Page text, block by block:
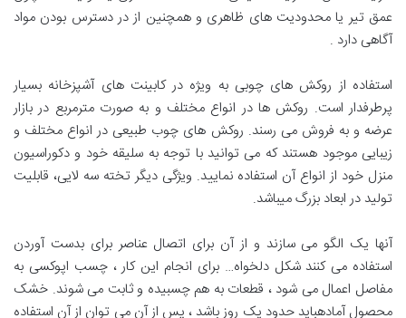
عمق تير يا محدوديت های ظاهری و همچنين از در دسترس بودن مواد
آگاهی دارد .
استفاده از روکش های چوبی به ویژه در کابینت های آشپزخانه بسیار
پرطرفدار است. روکش ها در انواع مختلف و به صورت مترمربع در بازار
عرضه و به فروش می رسند. روکش های چوب طبیعی در انواع مختلف و
زیبایی موجود هستند که می توانید با توجه به سلیقه خود و دکوراسیون
منزل خود از انواع آن استفاده نمایید. ویژگی دیگر تخته سه لایی، قابلیت
تولید در ابعاد بزرگ میباشد.
آنها یک الگو می سازند و از آن برای اتصال عناصر برای بدست آوردن
استفاده می کنند شکل دلخواه… برای انجام این کار ، چسب اپوکسی به
مفاصل اعمال می شود ، قطعات به هم چسبیده و ثابت می شوند. خشک
محصول آمادهباید حدود یک روز باشد ، پس از آن می توان از آن استفاده